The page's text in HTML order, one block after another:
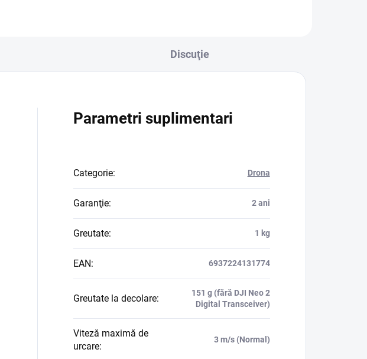
Discuţie
Parametri suplimentari
Categorie: Drona
Garanţie: 2 ani
Greutate: 1 kg
EAN: 6937224131774
Greutate la decolare:
151 g (fără DJI Neo 2
Digital Transceiver)
Viteză maximă de
urcare:
3 m/s (Normal)